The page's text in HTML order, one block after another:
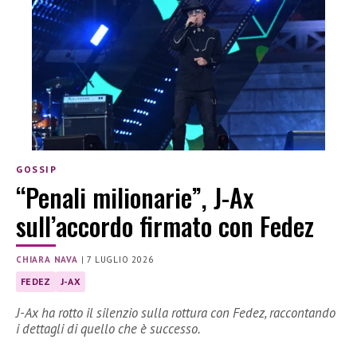
GOSSIP
“Penali milionarie”, J-Ax
sull’accordo firmato con Fedez
CHIARA NAVA |7 LUGLIO 2026
FEDEZ J-AX
J-Ax ha rotto il silenzio sulla rottura con Fedez, raccontando
i dettagli di quello che è successo.